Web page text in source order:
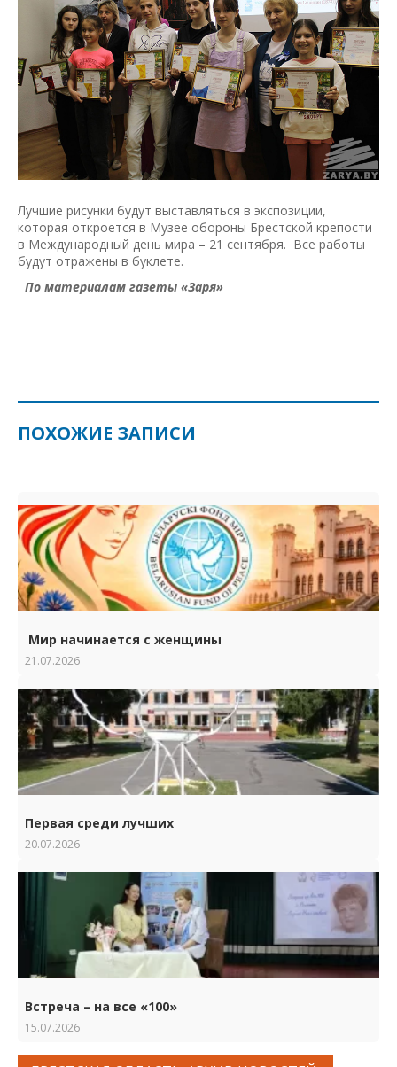
Лучшие рисунки будут выставляться в экспозиции,
которая откроется в Музее обороны Брестской крепости
в Международный день мира – 21 сентября. Все работы
будут отражены в буклете.
По материалам газеты «Заря»
ПОХОЖИЕ ЗАПИСИ
Мир начинается с женщины
21.07.2026
Первая среди лучших
20.07.2026
Встреча – на все «100»
15.07.2026